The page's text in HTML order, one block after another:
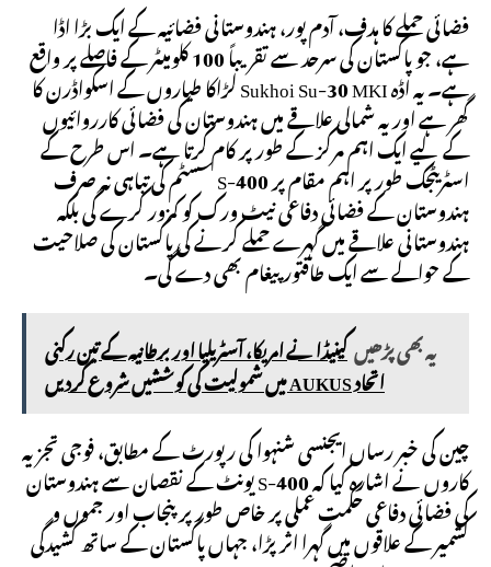
فضائی حملے کا ہدف، آدم پور، ہندوستانی فضائیہ کے ایک بڑا اڈا
ہے، جو پاکستان کی سرحد سے تقریباً 100 کلومیٹر کے فاصلے پر واقع
ہے۔ یہ اڈہ Sukhoi Su-30 MKI لڑاکا طیاروں کے اسکواڈرن کا
گھر ہے اور یہ شمالی علاقے میں ہندوستان کی فضائی کارروائیوں
کے لیے ایک اہم مرکز کے طور پر کام کرتا ہے۔ اس طرح کے
اسٹریٹجک طور پر اہم مقام پر S-400 سسٹم کی تباہی نہ صرف
ہندوستان کے فضائی دفاعی نیٹ ورک کو کمزور کرے گی بلکہ
ہندوستانی علاقے میں گہرے حملے کرنے کی پاکستان کی صلاحیت
کے حوالے سے ایک طاقتور پیغام بھی دے گی۔
یہ بھی پڑھیںکینیڈا نے امریکا، آسٹریلیا اور برطانیہ کے تین رکنی
اتحاد AUKUS میں شمولیت کی کوششیں شروع کردیں
چین کی خبر رساں ایجنسی شنہوا کی رپورٹ کے مطابق، فوجی تجزیہ
کاروں نے اشارہ کیا کہ S-400 یونٹ کے نقصان سے ہندوستان
کی فضائی دفاعی حکمت عملی پر خاص طور پر پنجاب اور جموں و
کشمیر کے علاقوں میں گہرا اثر پڑا، جہاں پاکستان کے ساتھ کشیدگی